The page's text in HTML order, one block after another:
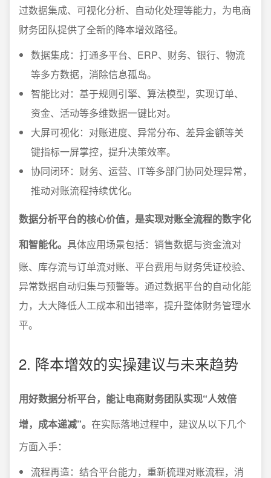
过数据集成、可视化分析、自动化处理等能力，为电商
财务团队提供了全新的降本增效路径。
数据集成：打通多平台、ERP、财务、银行、物流
等多方数据，消除信息孤岛。
智能比对：基于规则引擎、算法模型，实现订单、
资金、活动等多维数据一键比对。
大屏可视化：对账进度、异常分布、差异金额等关
键指标一屏掌控，提升决策效率。
协同闭环：财务、运营、IT等多部门协同处理异常，
推动对账流程持续优化。
数据分析平台的核心价值，是实现对账全流程的数字化
和智能化。 具体应用场景包括：销售数据与资金流对
账、库存流与订单流对账、平台费用与财务凭证校验、
异常数据自动归集与预警等。通过数据平台的自动化能
力，大大降低人工成本和出错率，提升整体财务管理水
平。
2. 降本增效的实操建议与未来趋势
用好数据分析平台，能让电商财务团队实现“人效倍
增，成本递减”。 在实际落地过程中，建议从以下几个
方面入手：
流程再造：结合平台能力，重新梳理对账流程，消